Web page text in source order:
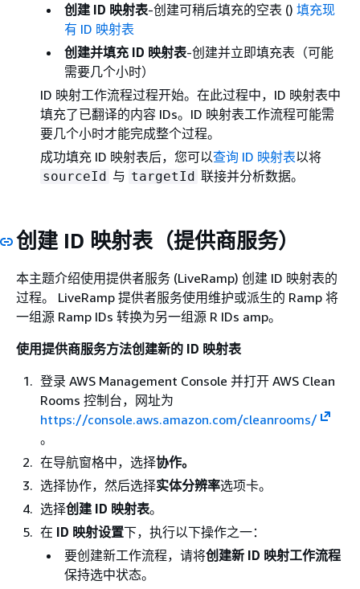
创建 ID 映射表-创建可稍后填充的空表 () 填充现
有 ID 映射表
创建并填充 ID 映射表-创建并立即填充表（可能
需要几个小时）
ID 映射工作流程过程开始。在此过程中，ID 映射表中
填充了已翻译的内容 IDs。ID 映射表工作流程可能需
要几个小时才能完成整个过程。
成功填充 ID 映射表后，您可以查询 ID 映射表以将
sourceId 与 targetId 联接并分析数据。
创建 ID 映射表（提供商服务）
本主题介绍使用提供者服务 (LiveRamp) 创建 ID 映射表的
过程。 LiveRamp 提供者服务使用维护或派生的 Ramp 将
一组源 Ramp IDs 转换为另一组源 R IDs amp。
使用提供商服务方法创建新的 ID 映射表
登录 AWS Management Console 并打开 AWS Clean
Rooms 控制台，网址为
https://console.aws.amazon.com/cleanrooms/
。
在导航窗格中，选择协作。
选择协作，然后选择实体分辨率选项卡。
选择创建 ID 映射表。
在 ID 映射设置下，执行以下操作之一：
要创建新工作流程，请将创建新 ID 映射工作流程
保持选中状态。